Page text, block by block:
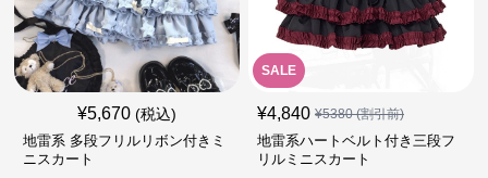
¥5,670 (税込)
地雷系 多段フリルリボン付きミ
ニスカート
SALE
¥4,840 ¥5380(割引前)
地雷系ハートベルト付き三段フ
リルミニスカート